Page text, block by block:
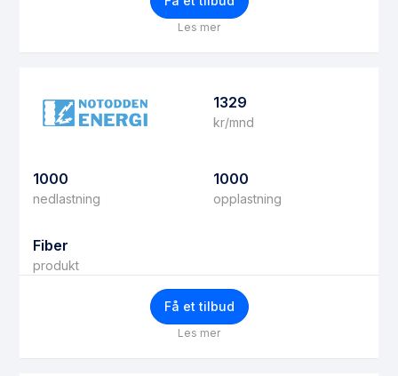
Les mer
1329
kr/mnd
1000
nedlastning
1000
opplastning
Fiber
produkt
Få et tilbud
Les mer